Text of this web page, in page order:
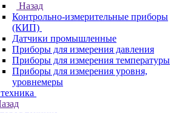
Назад
Контрольно-измерительные приборы
(КИП)
Датчики промышленные
Приборы для измерения давления
Приборы для измерения температуры
Приборы для измерения уровня,
уровнемеры